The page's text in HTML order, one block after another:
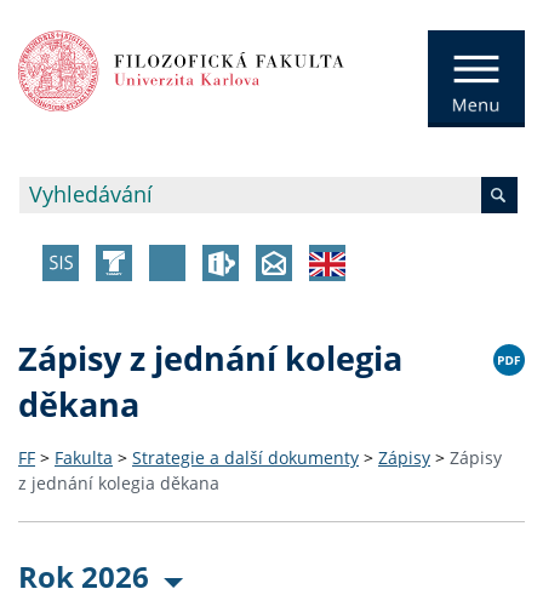
Zápisy z jednání kolegia
děkana
FF > Fakulta > Strategie a další dokumenty > Zápisy > Zápisy
z jednání kolegia děkana
Rok 2026